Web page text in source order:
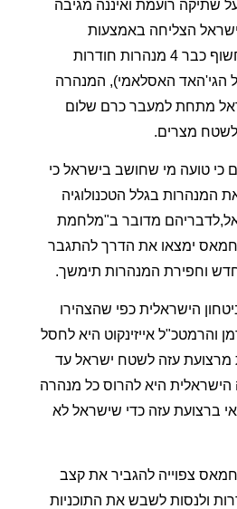
שתיקה רועמת ואיננה מגיבה
הצליחה באמצעות
טכנולוגיה מתקדמת לחשוף כבר 4 מנהרות חודרות
האסלאמי), המנהרה
מתחת למעבר כרם שלום
מצרים.
כי טועה מי שחושב בישראל כי
המנהרות בגלל הטכנולוגיה
מדובר ב"מלחמת
ימצאו את הדרך להתגבר
וחפירת המנהרות תימשך.
הישראלית כפי שהצהירו
והרמטכ"ל אייזינקוט היא לחסל
מרצועת עזה לשטח ישראל עד
הכוונה הישראלית היא להרוס כל מנהרה
ברצועת עזה כדי שישראל לא
חמאס צפוייה להגביר את קצב
ולנסות לשבש את התוכניות